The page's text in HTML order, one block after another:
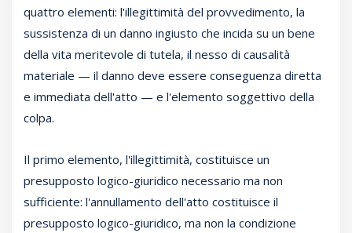
quattro elementi: l'illegittimità del provvedimento, la
sussistenza di un danno ingiusto che incida su un bene
della vita meritevole di tutela, il nesso di causalità
materiale — il danno deve essere conseguenza diretta
e immediata dell'atto — e l'elemento soggettivo della
colpa.
Il primo elemento, l'illegittimità, costituisce un
presupposto logico-giuridico necessario ma non
sufficiente: l'annullamento dell'atto costituisce il
presupposto logico-giuridico, ma non la condizione